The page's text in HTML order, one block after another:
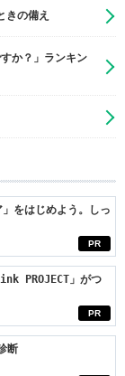
きの備え
か？」ランキン
PR
をはじめよう。しっ
PR
PROJECT」がつ
断